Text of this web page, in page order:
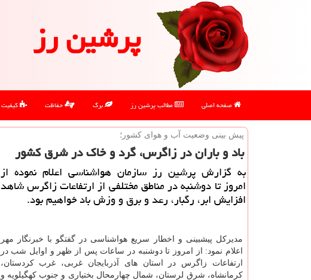
پرشین رز
صفحه اصلی مطالب پرشین رز برگ حفاظت کیفیت
پیش بینی وضعیت آب و هوای كشور؛
باد و باران در زاگرس، گرد و خاك در شرق كشور
به گزارش پرشین رز سازمان هواشناسی اعلام نموده از
امروز تا دوشنبه در مناطق مختلفی از ارتفاعات زاگرس شاهد
افزایش ابر، رگبار، رعد و برق و وزش باد خواهیم بود.
مدیركل پیشبینی و اخطار سریع هواشناسی در گفتگو با خبرنگار مهر
اعلام نمود: از امروز تا دوشنبه در ساعات پس از ظهر و اوایل شب در
ارتفاعات زاگرس در استان های آذربایجان غربی، غرب كردستان،
كرمانشاه، شرق لرستان، شمال چهارمحال بختیاری و جنوب كهگیلویه و